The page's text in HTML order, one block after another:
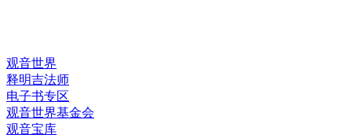
观音世界
释明吉法师
电子书专区
观音世界基金会
观音宝库